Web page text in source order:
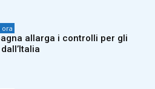
ora
allarga i controlli per gli